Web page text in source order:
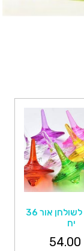
סביבונים לשולחן אור 36
יח
54.00